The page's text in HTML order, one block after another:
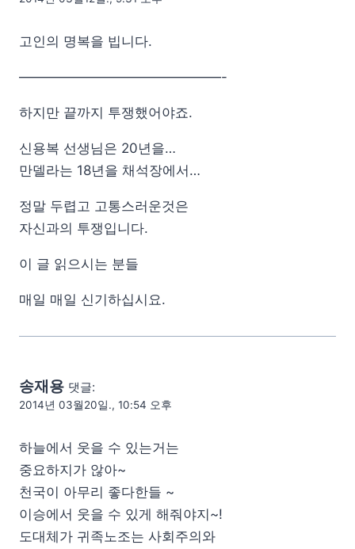
고인의 명복을 빕니다.
———————————————-
하지만 끝까지 투쟁했어야죠.
신용복 선생님은 20년을…
만델라는 18년을 채석장에서…
정말 두렵고 고통스러운것은
자신과의 투쟁입니다.
이 글 읽으시는 분들
매일 매일 신기하십시요.
송재용 댓글:
2014년 03월20일., 10:54 오후
하늘에서 웃을 수 있는거는
중요하지가 않아~
천국이 아무리 좋다한들 ~
이승에서 웃을 수 있게 해줘야지~!
도대체가 귀족노조는 사회주의와